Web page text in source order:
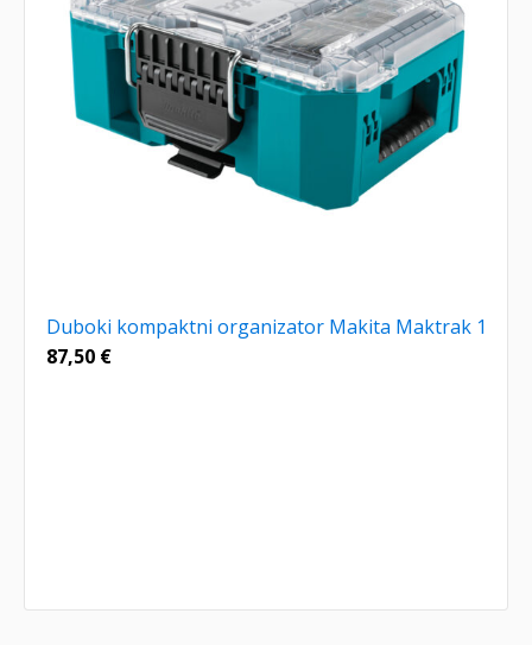
Duboki kompaktni organizator Makita Maktrak 1
87,50 €